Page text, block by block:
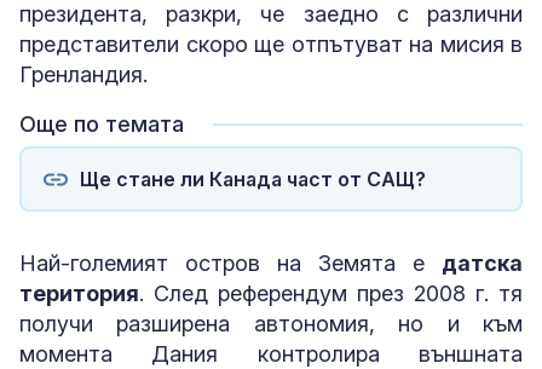
президента, разкри, че заедно с различни
представители скоро ще отпътуват на мисия в
Гренландия.
Още по темата
Ще стане ли Канада част от САЩ?
Най-големият остров на Земята е датска
територия. След референдум през 2008 г. тя
получи разширена автономия, но и към
момента Дания контролира външната